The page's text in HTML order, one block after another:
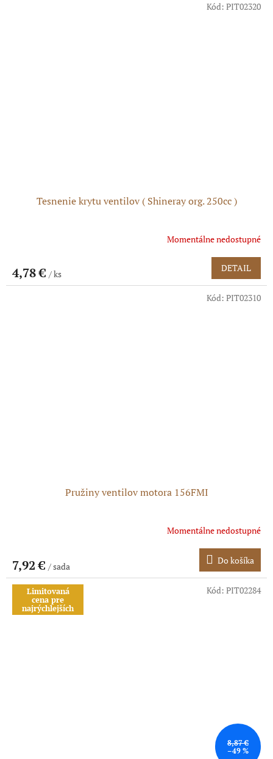
Tesnenie krytu ventilov ( Shineray org. 250cc )
Momentálne nedostupné
4,78 € / ks
DETAIL
Kód: PIT02320
Pružiny ventilov motora 156FMI
Momentálne nedostupné
7,92 € / sada
Do košíka
Kód: PIT02310
Limitovaná
cena pre
najrýchlejších
8,87 €
–49 %
Kód: PIT02284